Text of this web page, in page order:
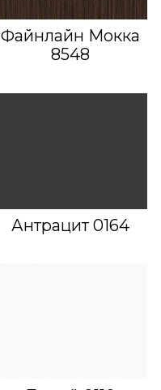
Файнлайн Мокка
8548
Антрацит 0164